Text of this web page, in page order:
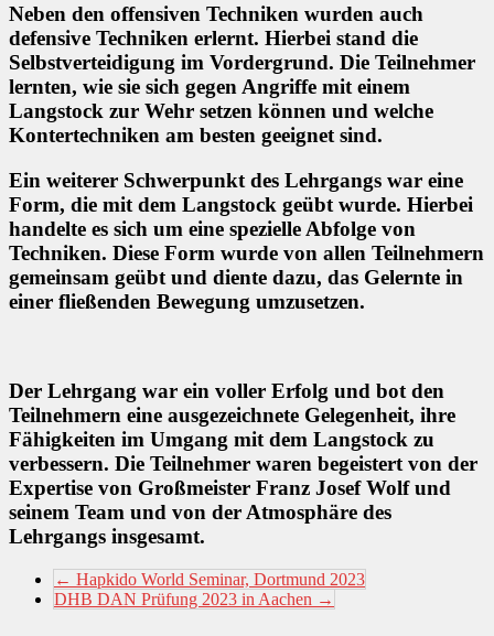
Neben den offensiven Techniken wurden auch
defensive Techniken erlernt. Hierbei stand die
Selbstverteidigung im Vordergrund. Die Teilnehmer
lernten, wie sie sich gegen Angriffe mit einem
Langstock zur Wehr setzen können und welche
Kontertechniken am besten geeignet sind.
Ein weiterer Schwerpunkt des Lehrgangs war eine
Form, die mit dem Langstock geübt wurde. Hierbei
handelte es sich um eine spezielle Abfolge von
Techniken. Diese Form wurde von allen Teilnehmern
gemeinsam geübt und diente dazu, das Gelernte in
einer fließenden Bewegung umzusetzen.
Der Lehrgang war ein voller Erfolg und bot den
Teilnehmern eine ausgezeichnete Gelegenheit, ihre
Fähigkeiten im Umgang mit dem Langstock zu
verbessern. Die Teilnehmer waren begeistert von der
Expertise von Großmeister Franz Josef Wolf und
seinem Team und von der Atmosphäre des
Lehrgangs insgesamt.
← Hapkido World Seminar, Dortmund 2023
DHB DAN Prüfung 2023 in Aachen →